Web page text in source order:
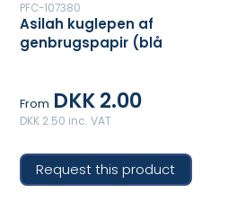
PFC-107380
Asilah kuglepen af
genbrugspapir (blå
From DKK 2.00
DKK 2.50 inc. VAT
Request this product